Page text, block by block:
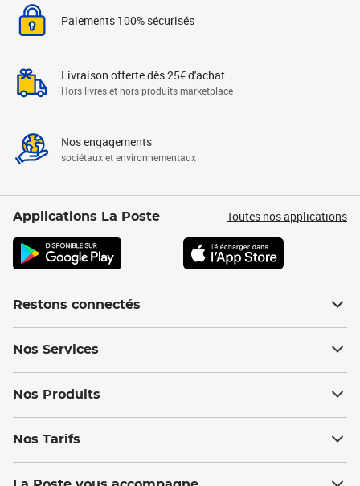
Paiements 100% sécurisés
Livraison offerte dès 25€ d'achat
Hors livres et hors produits marketplace
Nos engagements
sociétaux et environnementaux
Applications La Poste Toutes nos applications
Restons connectés
Nos Services
Nos Produits
Nos Tarifs